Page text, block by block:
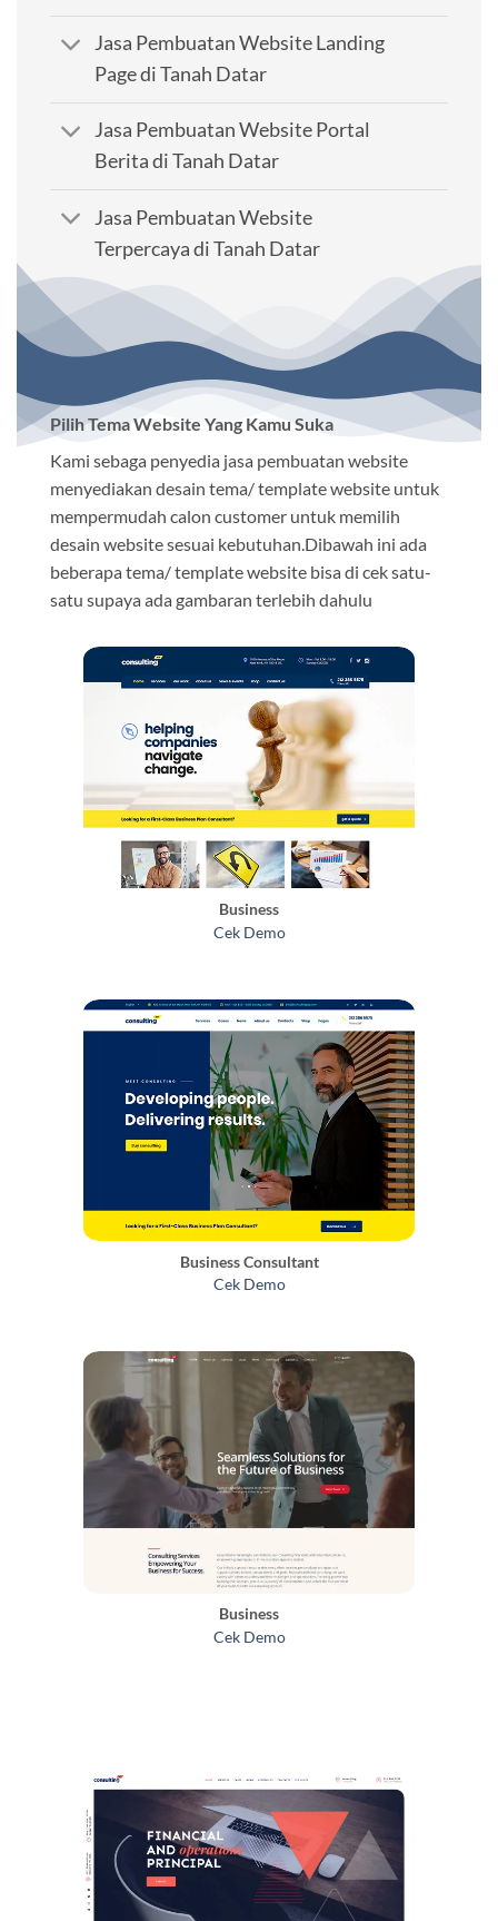
Jasa Pembuatan Website Landing
Page di Tanah Datar
Jasa Pembuatan Website Portal
Berita di Tanah Datar
Jasa Pembuatan Website
Terpercaya di Tanah Datar
Pilih Tema Website Yang Kamu Suka
Kami sebaga penyedia jasa pembuatan website
menyediakan desain tema/ template website untuk
mempermudah calon customer untuk memilih
desain website sesuai kebutuhan.Dibawah ini ada
beberapa tema/ template website bisa di cek satu-
satu supaya ada gambaran terlebih dahulu
Business
Cek Demo
Business Consultant
Cek Demo
Business
Cek Demo